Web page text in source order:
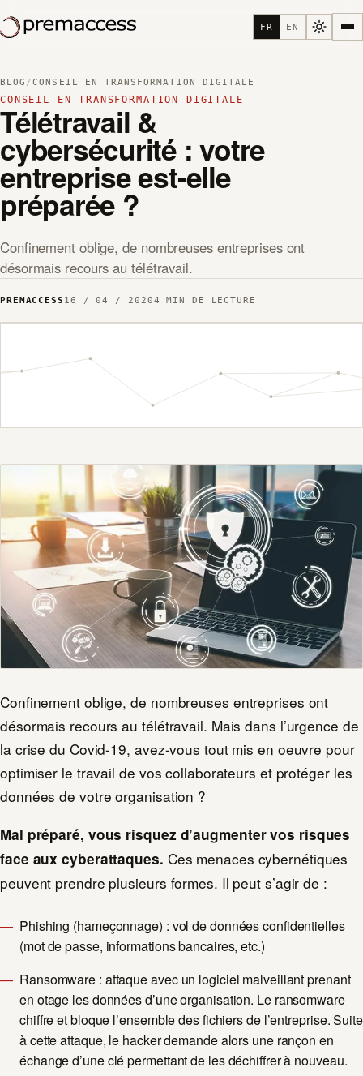
FR EN
BLOG /CONSEIL EN TRANSFORMATION DIGITALE
CONSEIL EN TRANSFORMATION DIGITALE
Télétravail &
cybersécurité : votre
entreprise est-elle
préparée ?
Confinement oblige, de nombreuses entreprises ont
désormais recours au télétravail.
PREMACCESS 16 / 04 / 20204 MIN DE LECTURE
Confinement oblige, de nombreuses entreprises ont
désormais recours au télétravail. Mais dans l’urgence de
la crise du Covid-19, avez-vous tout mis en oeuvre pour
optimiser le travail de vos collaborateurs et protéger les
données de votre organisation ?
Mal préparé, vous risquez d’augmenter vos risques
face aux cyberattaques. Ces menaces cybernétiques
peuvent prendre plusieurs formes. Il peut s’agir de :
Phishing (hameçonnage) : vol de données confidentielles
(mot de passe, informations bancaires, etc.)
Ransomware : attaque avec un logiciel malveillant prenant
en otage les données d’une organisation. Le ransomware
chiffre et bloque l’ensemble des fichiers de l’entreprise. Suite
à cette attaque, le hacker demande alors une rançon en
échange d’une clé permettant de les déchiffrer à nouveau.